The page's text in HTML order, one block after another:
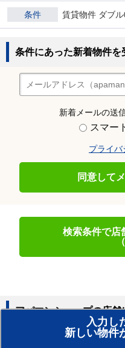
条件 賃貸物件 ダブ
条件にあった新着物件を
新着メールの送
スマー
プライバ
同意して
検索条件で店
入力し
新しい物件
アパマンショップの店舗
賃貸のプロがお部屋探し！